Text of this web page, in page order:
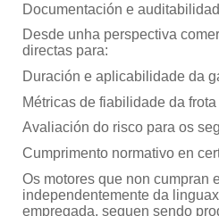
Documentación e
Desde unha perspectiva
directas para:
Duración e aplicabilidade da
Métricas de fiabilidade da frota
Avaliación do risco para os
Cumprimento normativo en
Os motores que non cumpran
independentemente da
empregada, seguen sendo